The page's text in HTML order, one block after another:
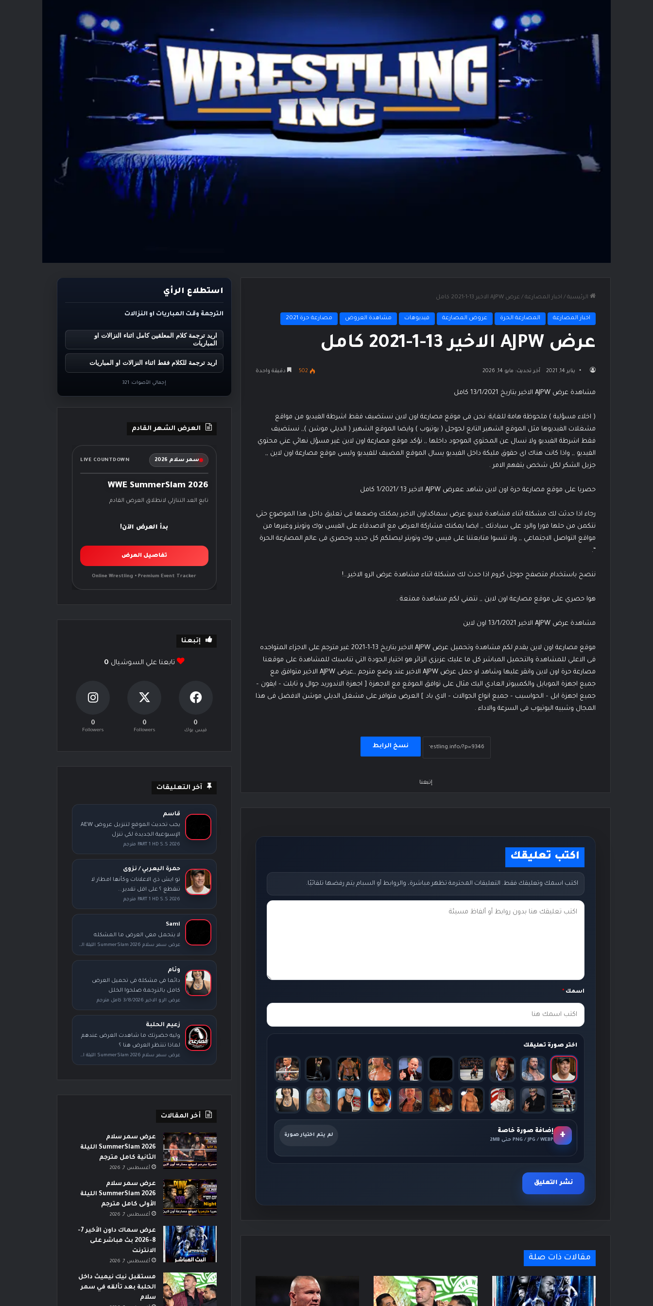
الرئيسية / اخبار المصارعة / عرض AJPW الاخير 13-1-2021 كامل
اخبار المصارعة المصارعة الحرة عروض المصارعة فيديوهات مشاهدة العروض مصارعة حرة 2021
عرض AJPW الاخير 13-1-2021 كامل
يناير 14, 2021 آخر تحديث: مايو 14, 2026 502 دقيقة واحدة
مشاهدة عرض AJPW الاخير بتاريخ 13/1/2021 كامل
( اخلاء مسؤلية ) ملحوظة هامة للغاية: نحن فى موقع مصارعة اون لاين نستضيف فقط اشرطة الفيديو من مواقع
مشغلات الفيديوها مثل الموقع الشهير التابع لجوجل ( يوتيوب ) وايضا الموقع الشهير ( الديلي موشن ),, نستضيف
فقط اشرطة الفيديو ولا نسال عن المحتوي الموجود داخلها ,, نؤكد موقع مصارعة اون لاين غير مسؤل نهائي عني محتوي
الفيديو ,, واذا كانت هناك اى حقوق مليكة داخل الفيديو يسال الموقع المضيف للفيديو وليس موقع مصارعة اون لاين ,,
جزيل الشكر لكل شخص يتفهم الامر .
حصريا على موقع مصارعة حرة اون لاين شاهد ععرض AJPW الاخير 13 /1/2021 كامل
رجاء اذا حدثت لك مشكلة اثناء مشاهدة فيديو عرض سماكداون الاخير يمكنك وضعها فى تعليق داخل هذا الموضوع حتي
نتكمن من حلها فورا والرد على سيادتك ,, ايضا يمكنك مشاركة العرض مع الاصدقاء على الفيس بوك وتويتر وغيرها من
مواقع التواصل الاجتماعي ,, ولا تنسوا متابعتنا على فيس بوك وتويتر ليصلكم كل جديد وحصري فى عالم المصارعة الحرة
“.
ننصح باستخدام متصفح جوجل كروم اذا حدث لك مشكلة اثناء مشاهدة عرض الرو الاخير…!
هوا حصري على موقع مصارعة اون لاين ,, نتمني لكم مشاهدة ممتعة .
مشاهدة عرض AJPW الاخير 13/1/2021 اون لاين
موقع مصارعة اون لاين يقدم لكم مشاهدة وتحميل عرض AJPW الاخير بتاريخ 13-1-2021 غير مترجم على الاجزاء المتواجده
فى الاعلي للمشاهدة والتحميل المباشر كل ما عليك عزيزي الزائر هو اختيار الجودة التي تناسبك للمشاهدة على موقعنا
مصارعة حرة اون لاين وانقر عليها وشاهد او حمل عرض AJPW الاخير عند وضع مترجم ,,عرض AJPW الاخير متوافق مع
جميع اجهزة الموبايل والكمبيوتر العادي اليك مثال على توافق الموقع مع الاجهزة [ اجهزة الاندوريد جوال و تابلت – ايفون –
جميع اجهزة ابل – الحواسيب – جميع انواع الجوالات – الاي باد ] العرض متوافر على مشغل الديلي موشن الافضل فى هذا
المجال وشبيه اليوتيوب فى السرعة والاداء .
نسخ الرابط
إتبعنا
اكتب تعليقك
اكتب اسمك وتعليقك فقط. التعليقات المحترمة تظهر مباشرة، والروابط أو السبام يتم رفضها تلقائيًا.
ت
ك
اسمك *
اختر صورة تعليقك
+ إضافة صورة خاصة
PNG / JPG / WEBP حتى 2MB
لم يتم اختيار صورة
مقالات ذات صلة
استطلاع الرأي
الترجمة وقت المباريات او النزالات
اريد ترجمة كلام المعلقين كامل اثناء النزالات او
المباريات
اريد ترجمة للكلام فقط اثناء النزالات او المباريات
إجمالي الأصوات: 321
العرض الشهر القادم
سمر سلام 2026 LIVE COUNTDOWN
WWE SummerSlam 2026
تابع العد التنازلي لانطلاق العرض القادم
بدأ العرض الآن!
تفاصيل العرض
Online Wrestling • Premium Event Tracker
إتبعنا
تابعنا علي السوشيال 0
0
فيس بوك
0
Followers
0
Followers
آخر التعليقات
قاسم
يجب تحديث الموقع لتنزيل عروض AEW
الإسبوعية الجديدة لكي تنزل
PART 1 HD S.S 2026 مترجم
حمرة اليعربي / نزوى
تو ايش ذي الاعلانات وكأنها امطار لا
تنقطع ؟ على اقل تقدير...
PART 1 HD S.S 2026 مترجم
Sami
لا يتحمل معي العرض ما المشكله
عرض سمر سلام SummerSlam 2026 الليلة الثانية كامل مترجم
وئام
دائما في مشكلة في تحميل العرض
كامل بالترجمة صلحوا الخلل
عرض الرو الاخير 3/8/2026 كامل مترجم
زعيم الحلبة
وليه حضرتك ما شاهدت العرض عندهم
لماذا تنتظر العرض هنا ؟
عرض سمر سلام SummerSlam 2026 الليلة الأولى كامل مترجم
أخر المقالات
عرض سمر سلام
SummerSlam 2026 الليلة
الثانية كامل مترجم
أغسطس 7, 2026
عرض سمر سلام
SummerSlam 2026 الليلة
الأولى كامل مترجم
أغسطس 7, 2026
عرض سماك داون الأخير 7-
8-2026 بث مباشر على
الانترنت
أغسطس 7, 2026
مستقبل نيك نيميث داخل
الحلبة بعد تألقه في سمر
سلام